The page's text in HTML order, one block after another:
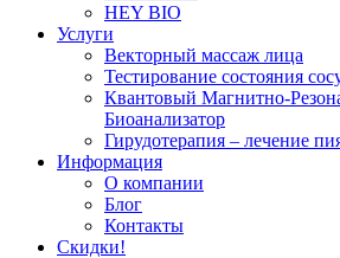
HEY BIO
Услуги
Векторный массаж лица
Тестирование состояния
Квантовый Магнитно-
Биоанализатор
Гирудотерапия – лечение
Информация
О компании
Блог
Контакты
Скидки!